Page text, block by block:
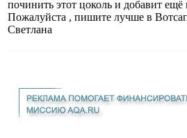
починить этот цоколь и добавит
Пожалуйста , пишите лучше в
Светлана